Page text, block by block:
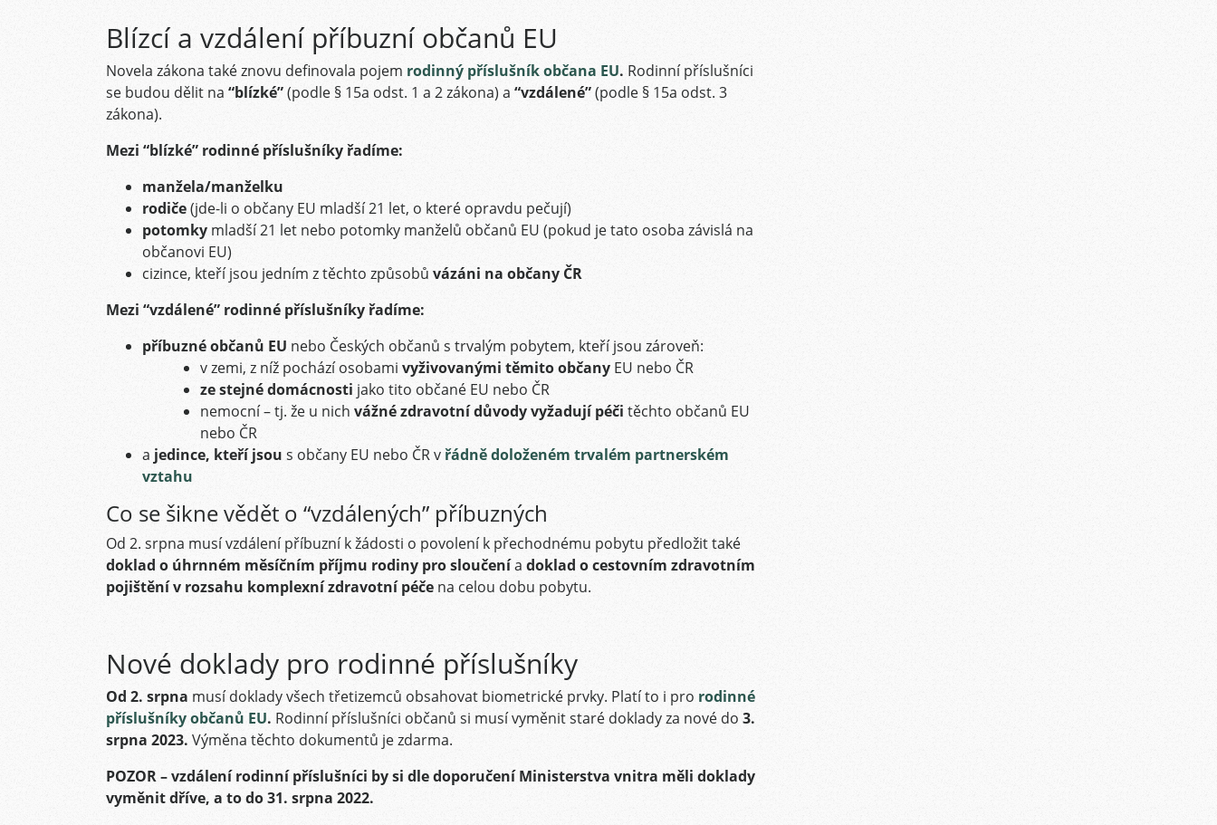
Blízcí a vzdálení příbuzní občanů EU
Novela zákona také znovu definovala pojem rodinný příslušníkobčana EU. Rodinní příslušníci
se budou dělit na “blízké”(podle § 15a odst. 1 a 2 zákona) a “vzdálené”(podle § 15a odst. 3
zákona).
Mezi “blízké” rodinné příslušníky řadíme:
manžela/manželku
rodiče(jde-li o občany EU mladší 21 let, o které opravdu pečují)
potomky mladší 21 let nebo potomky manželů občanů EU (pokud je tato osoba závislá na
občanovi EU)
cizince, kteří jsou jedním z těchto způsobů vázáni na občany ČR
Mezi “vzdálené” rodinné příslušníky řadíme:
příbuzné občanů EU nebo Českých občanů s trvalým pobytem, kteří jsou zároveň:
v zemi, z níž pochází osobami vyživovanými těmito občany EU nebo ČR
ze stejné domácnosti jako tito občané EU nebo ČR
nemocní – tj. že u nich vážné zdravotní důvody vyžadují péči těchto občanů EU
nebo ČR
a jedince, kteří jsou s občany EU nebo ČR vřádně doloženém trvalém partnerském
vztahu
Co se šikne vědět o “vzdálených” příbuzných
Od 2. srpna musí vzdálení příbuzní k žádosti o povolení k přechodnému pobytu předložit také
doklad o úhrnném měsíčním příjmu rodiny pro sloučenía doklad o cestovním zdravotním
pojištění v rozsahu komplexní zdravotní péče na celou dobu pobytu.
Nové doklady pro rodinné příslušníky
Od 2. srpna musí doklady všech třetizemců obsahovat biometrické prvky. Platí to i pro rodinné
příslušníky občanů EU. Rodinní příslušníci občanů si musí vyměnit staré doklady za nové do 3.
srpna 2023. Výměna těchto dokumentů je zdarma.
POZOR – vzdálení rodinní příslušníci by si dle doporučení Ministerstva vnitra měli doklady
vyměnit dříve, a to do 31. srpna 2022.